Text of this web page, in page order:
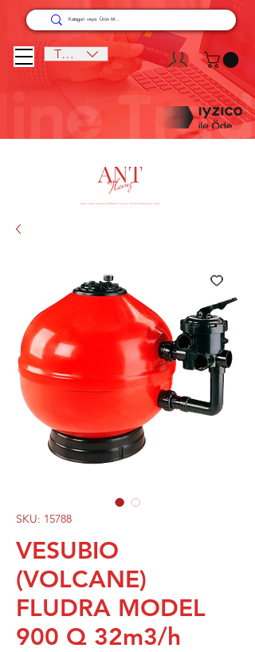
TRY (₺)
SKU: 15788
VESUBIO
(VOLCANE)
FLUDRA MODEL
900 Q 32m3/h